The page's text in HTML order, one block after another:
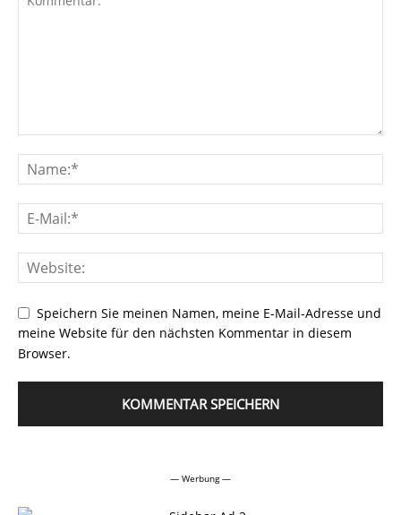
Speichern Sie meinen Namen, meine E-Mail-Adresse und
meine Website für den nächsten Kommentar in diesem
Browser.
— Werbung —